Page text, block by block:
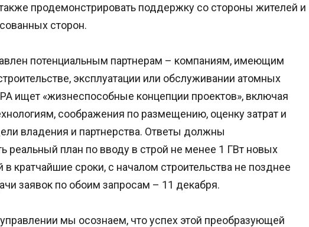
продемонстрировать поддержку со стороны жителей и
сторон.
потенциальным партнерам – компаниям, имеющим
эксплуатации или обслуживании атомных
ищет «жизнеспособные концепции проектов», включая
соображения по размещению, оценку затрат и
владения и партнерства. Ответы должны
реальный план по вводу в строй не менее 1 ГВт новых
кратчайшие сроки, с началом строительства не позднее
заявок по обоим запросам – 11 декабря.
мы осознаем, что успех этой преобразующей